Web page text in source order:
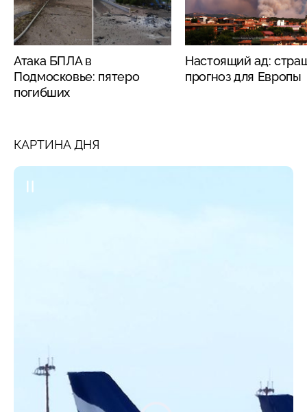
Атака БПЛА в
Подмосковье: пятеро
погибших
Настоящий ад:
прогноз для Европы
КАРТИНА ДНЯ